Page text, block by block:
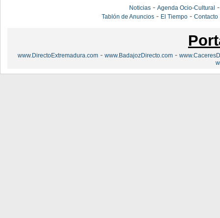
Noticias -Agenda Ocio-Cultural
Tablón de Anuncios - El Tiempo -Contacto
www.DirectoExtremadura.com - www.BadajozDirecto.com -